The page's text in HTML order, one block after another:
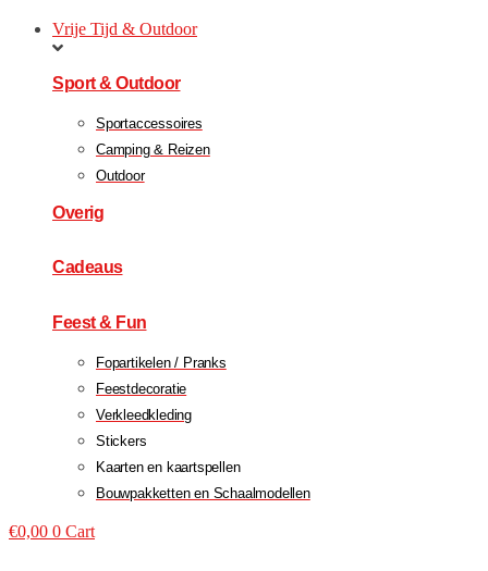
Vrije Tijd & Outdoor
Sport & Outdoor
Sportaccessoires
Camping & Reizen
Outdoor
Overig
Cadeaus
Feest & Fun
Fopartikelen / Pranks
Feestdecoratie
Verkleedkleding
Stickers
Kaarten en kaartspellen
Bouwpakketten en Schaalmodellen
€0,00 0 Cart